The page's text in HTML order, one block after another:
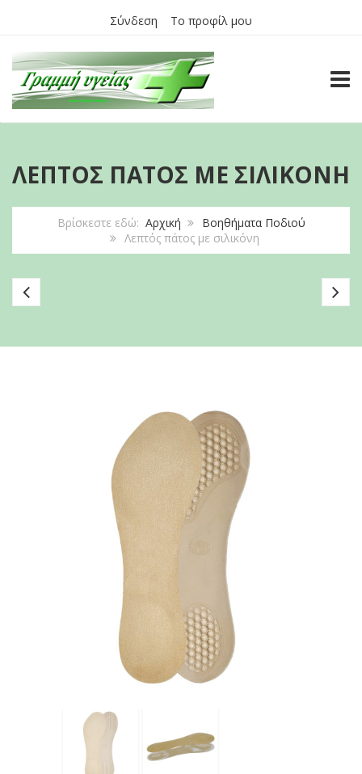
Σύνδεση Το προφίλ μου
ΛΕΠΤΌΣ ΠΆΤΟΣ ΜΕ ΣΙΛΙΚΌΝΗ
Βρίσκεστε εδώ: Αρχική
Βοηθήματα Ποδιού
Λεπτός πάτος με σιλικόνη
Πέλμα
2/3
Μεταταρσίου